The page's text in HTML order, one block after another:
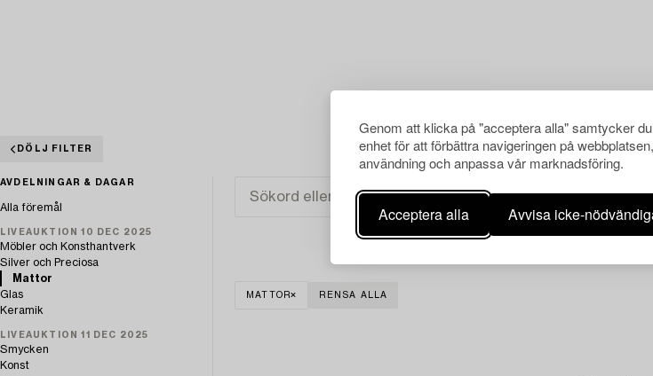
Genom att klicka på "acceptera alla" samtycker
enhet för att förbättra navigeringen på
användning och anpassa vår marknadsföring.
Acceptera alla Avvisa icke-
DÖLJ FILTER
AVDELNINGAR & DAGAR
Alla föremål
LIVEAUKTION 10 DEC 2025
Möbler och Konsthantverk
Silver och Preciosa
Mattor
Glas
Keramik
LIVEAUKTION 11 DEC 2025
Smycken
Konst
MATTOR RENSA ALLA